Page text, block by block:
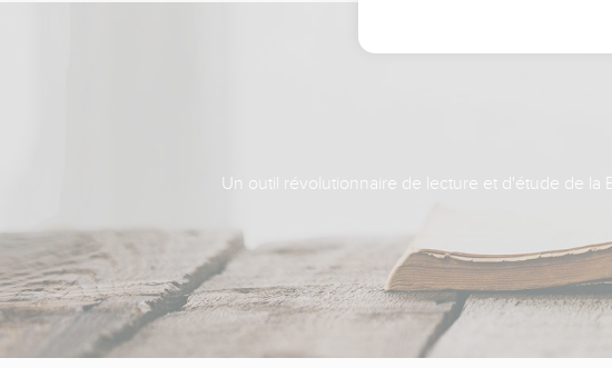
Un outil révolutionnaire de lecture et d'étude de la